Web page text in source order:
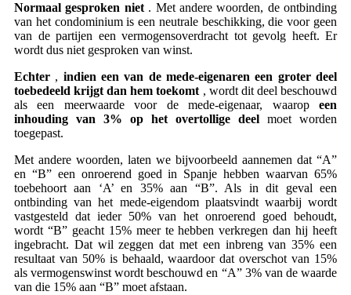
Normaal gesproken niet . Met andere woorden, de ontbinding
van het condominium is een neutrale beschikking, die voor geen
van de partijen een vermogensoverdracht tot gevolg heeft. Er
wordt dus niet gesproken van winst.
Echter , indien een van de mede-eigenaren een groter deel
toebedeeld krijgt dan hem toekomt , wordt dit deel beschouwd
als een meerwaarde voor de mede-eigenaar, waarop een
inhouding van 3% op het overtollige deel moet worden
toegepast.
Met andere woorden, laten we bijvoorbeeld aannemen dat “A”
en “B” een onroerend goed in Spanje hebben waarvan 65%
toebehoort aan ‘A’ en 35% aan “B”. Als in dit geval een
ontbinding van het mede-eigendom plaatsvindt waarbij wordt
vastgesteld dat ieder 50% van het onroerend goed behoudt,
wordt “B” geacht 15% meer te hebben verkregen dan hij heeft
ingebracht. Dat wil zeggen dat met een inbreng van 35% een
resultaat van 50% is behaald, waardoor dat overschot van 15%
als vermogenswinst wordt beschouwd en “A” 3% van de waarde
van die 15% aan “B” moet afstaan.